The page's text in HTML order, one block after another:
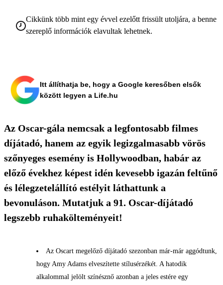
Cikkünk több mint egy évvel ezelőtt frissült utoljára, a benne
szereplő információk elavultak lehetnek.
Itt állíthatja be, hogy a Google keresőben elsők
között legyen a Life.hu
Az Oscar-gála nemcsak a legfontosabb filmes
díjátadó, hanem az egyik legizgalmasabb vörös
szőnyeges esemény is Hollywoodban, habár az
előző évekhez képest idén kevesebb igazán feltűnő
és lélegzetelállító estélyit láthattunk a
bevonuláson. Mutatjuk a 91. Oscar-díjátadó
legszebb ruhakölteményeit!
Az Oscart megelőző díjátadó szezonban már-már aggódtunk,
hogy Amy Adams elveszítette stílusérzékét. A hatodik
alkalommal jelölt színésznő azonban a jeles estére egy